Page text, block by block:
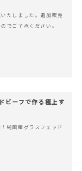
たしました。追加販売
でご了承ください。
ビーフで作る極上す
純国産グラスフェッド